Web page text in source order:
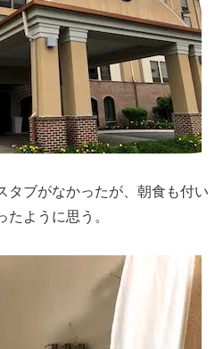
タブがなかったが、朝食も付い
ように思う。